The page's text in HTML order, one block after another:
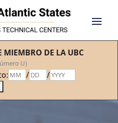
MIEMBRO DE LA UBC
U)
/ /